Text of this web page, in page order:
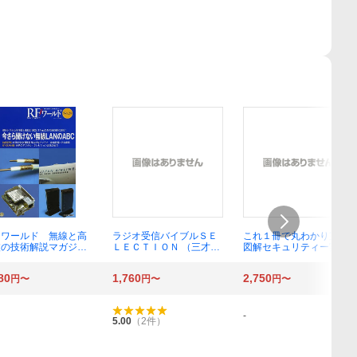
ワールド 無線と高
技術解説マガジ
ラジオ受信バイブルＳＥ
ＬＥＣＴＩＯＮ （三才ム
これ１冊で丸わかり完全
図解セキュリティー実践
円〜 1,760円〜 2,750円〜
5.00 （2件） -